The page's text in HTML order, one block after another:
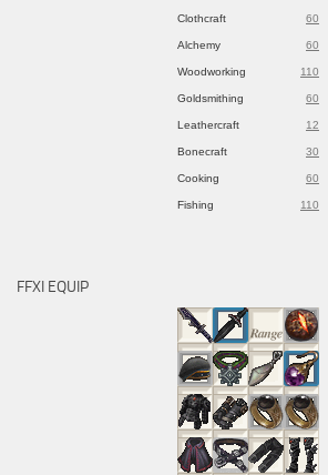
Clothcraft 60
Alchemy 60
Woodworking 110
Goldsmithing 60
Leathercraft 12
Bonecraft 30
Cooking 60
Fishing 110
FFXI EQUIP